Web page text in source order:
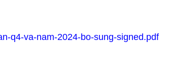
q4-va-nam-2024-bo-sung-signed.pdf